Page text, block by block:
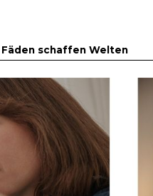
Fäden schaffen Welten